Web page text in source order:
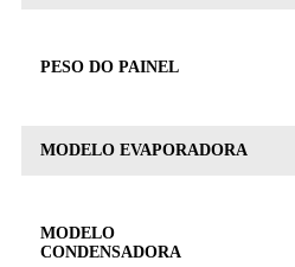
PESO DO PAINEL
MODELO EVAPORADORA
MODELO
CONDENSADORA